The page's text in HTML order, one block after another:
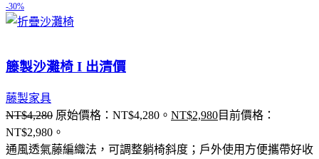
-30%
籐製沙灘椅 I 出清價
藤製家具
NT$4,280 原始價格：NT$4,280。 NT$2,980目前價格：
NT$2,980。
通風透氣藤編織法，可調整躺椅斜度；戶外使用方便攜帶好收